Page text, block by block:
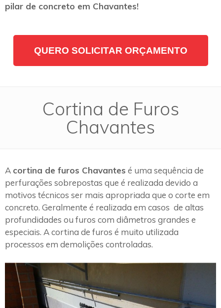
pilar de concreto em Chavantes!
QUERO SOLICITAR ORÇAMENTO
Cortina de Furos
Chavantes
A cortina de furos Chavantes é uma sequência de
perfurações sobrepostas que é realizada devido a
motivos técnicos ser mais apropriada que o corte em
concreto. Geralmente é realizada em casos de altas
profundidades ou furos com diâmetros grandes e
especiais. A cortina de furos é muito utilizada
processos em demolições controladas.